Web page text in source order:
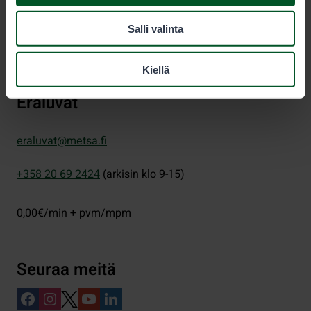
Salli valinta
Kiellä
PL 80 (Opastinsilta 12 C)
00521Helsinki
Eräluvat
eraluvat@metsa.fi
+358 20 69 2424 (arkisin klo 9-15)
0,00€/min + pvm/mpm
Seuraa meitä